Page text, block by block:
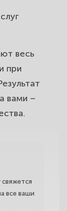
весь
при
вами –
все ваши